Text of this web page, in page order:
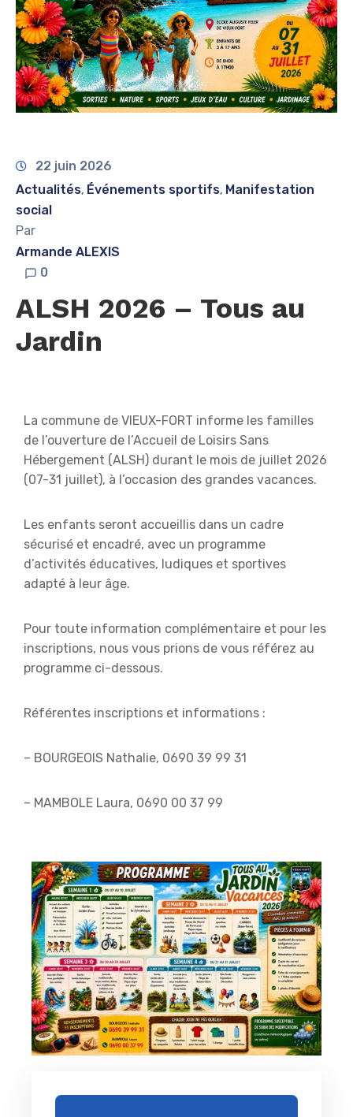
22 juin 2026
Actualités‚ Événements sportifs‚ Manifestation
social
Par
Armande ALEXIS
0
ALSH 2026 – Tous au
Jardin
La commune de VIEUX-FORT informe les familles
de l’ouverture de l’Accueil de Loisirs Sans
Hébergement (ALSH) durant le mois de juillet 2026
(07-31 juillet), à l’occasion des grandes vacances.
Les enfants seront accueillis dans un cadre
sécurisé et encadré, avec un programme
d’activités éducatives, ludiques et sportives
adapté à leur âge.
Pour toute information complémentaire et pour les
inscriptions, nous vous prions de vous référez au
programme ci-dessous.
Référentes inscriptions et informations :
– BOURGEOIS Nathalie, 0690 39 99 31
– MAMBOLE Laura, 0690 00 37 99